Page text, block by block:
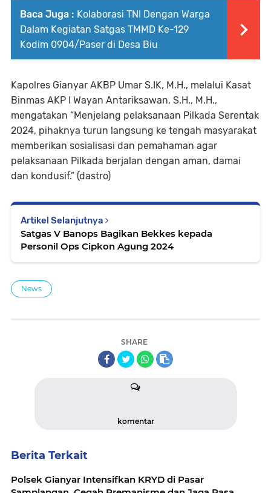
Baca Juga : Kolaborasi TNI Dengan Warga
Dalam Kegiatan Satgas TMMD Ke-129
Kodim 0904/Paser di Desa Biu
Kapolres Gianyar AKBP Umar S.IK, M.H., melalui Kasat
Binmas AKP I Wayan Antariksawan, S.H., M.H.,
mengatakan “Menjelang pelaksanaan Pilkada Serentak
2024, pihaknya turun langsung ke tengah masyarakat
memberikan sosialisasi dan pemahaman agar
pelaksanaan Pilkada berjalan dengan aman, damai
dan kondusif.” (dastro)
Artikel Selanjutnya
Satgas V Banops Bagikan Bekkes kepada
Personil Ops Cipkon Agung 2024
News
SHARE
komentar
Berita Terkait
Polsek Gianyar Intensifkan KRYD di Pasar